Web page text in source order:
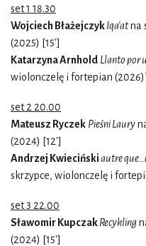
set 1 18.30
Wojciech BłażejczykIqa’atna
(2025) [15']
Katarzyna Arnhold Llanto por
wiolonczelę i fortepian
set 2 20.00
Mateusz Ryczek Pieśni Laury
(2024) [12']
Andrzej Kwiecińskiautre
skrzypce, wiolonczelę i
set 3 22.00
Sławomir KupczakRecykling
(2024) [15']